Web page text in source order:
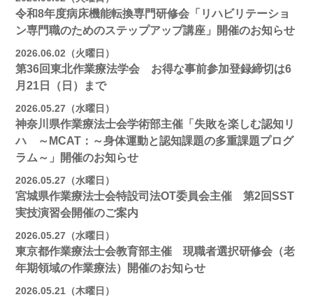
令和8年度病床機能転換専門研修会「リハビリテーショ
ン専門職のためのステップアップ講座」開催のお知らせ
2026.06.02（火曜日）
第36回東北作業療法学会 お得な事前参加登録締切は6
月21日（日）まで
2026.05.27（水曜日）
神奈川県作業療法士会学術部主催「失敗を楽しむ認知リ
ハ ～MCAT：～身体運動と認知課題の多重課題プログ
ラム～」開催のお知らせ
2026.05.27（水曜日）
宮城県作業療法士会特設司法OT委員会主催 第2回SST
実技演習会開催のご案内
2026.05.27（水曜日）
東京都作業療法士会教育部主催 現職者選択研修会（老
年期領域の作業療法）開催のお知らせ
2026.05.21（木曜日）